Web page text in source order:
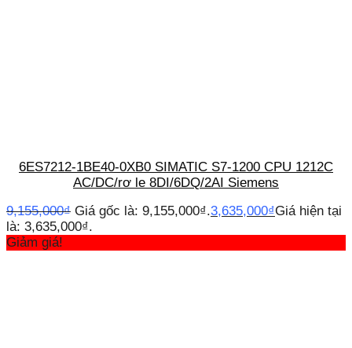
6ES7212-1BE40-0XB0 SIMATIC S7-1200 CPU 1212C
AC/DC/rơ le 8DI/6DQ/2AI Siemens
9,155,000₫ Giá gốc là: 9,155,000₫.3,635,000₫Giá hiện tại
là: 3,635,000₫.
Giảm giá!